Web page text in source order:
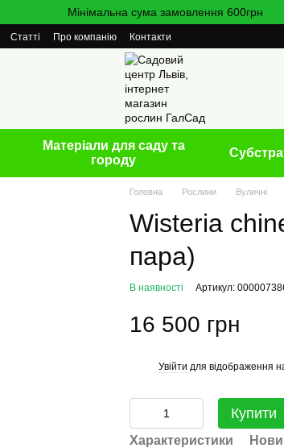
Мінімальна сума замовлення 600грн
Статті Про компанію Контакти
Матеріали для саду та
городу
Головна Рослини Вуличні
Wisteria
пара)
В наявності Артикул:
16 500 грн
Увійти для відображення
Купити
Характеристики